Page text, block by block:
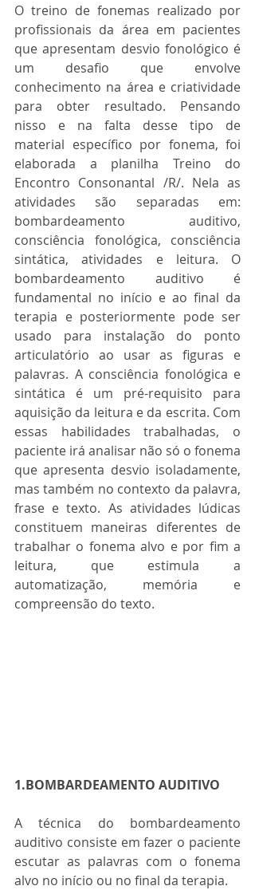
O treino de fonemas realizado por
profissionais da área em pacientes
que apresentam desvio fonológico é
um desafio que envolve
conhecimento na área e criatividade
para obter resultado. Pensando
nisso e na falta desse tipo de
material específico por fonema, foi
elaborada a planilha Treino do
Encontro Consonantal /R/. Nela as
atividades são separadas em:
bombardeamento auditivo,
consciência fonológica, consciência
sintática, atividades e leitura. O
bombardeamento auditivo é
fundamental no início e ao final da
terapia e posteriormente pode ser
usado para instalação do ponto
articulatório ao usar as figuras e
palavras. A consciência fonológica e
sintática é um pré-requisito para
aquisição da leitura e da escrita. Com
essas habilidades trabalhadas, o
paciente irá analisar não só o fonema
que apresenta desvio isoladamente,
mas também no contexto da palavra,
frase e texto. As atividades lúdicas
constituem maneiras diferentes de
trabalhar o fonema alvo e por fim a
leitura, que estimula a
automatização, memória e
compreensão do texto.
1.BOMBARDEAMENTO AUDITIVO
A técnica do bombardeamento
auditivo consiste em fazer o paciente
escutar as palavras com o fonema
alvo no início ou no final da terapia.